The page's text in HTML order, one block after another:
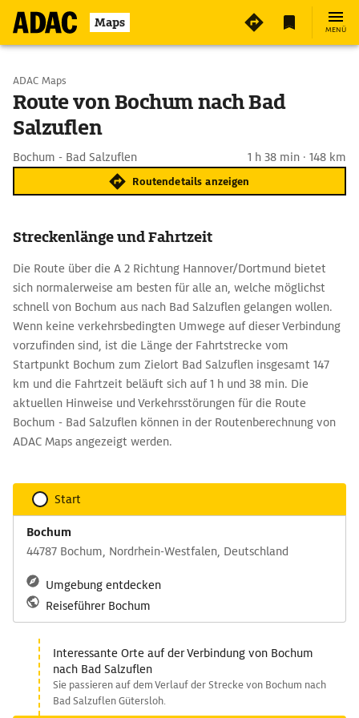
Maps MENÜ
Start wählen
Ziel eingeben
ADAC Maps
Route von Bochum nach Bad
Salzuflen
Bochum - Bad Salzuflen 1 h 38 min · 148 km
Routendetails anzeigen
Streckenlänge und Fahrtzeit
Die Route über die A 2 Richtung Hannover/Dortmund bietet
sich normalerweise am besten für alle an, welche möglichst
schnell von Bochum aus nach Bad Salzuflen gelangen wollen.
Wenn keine verkehrsbedingten Umwege auf dieser Verbindung
vorzufinden sind, ist die Länge der Fahrtstrecke vom
Startpunkt Bochum zum Zielort Bad Salzuflen insgesamt 147
km und die Fahrtzeit beläuft sich auf 1 h und 38 min. Die
aktuellen Hinweise und Verkehrsstörungen für die Route
Bochum - Bad Salzuflen können in der Routenberechnung von
ADAC Maps angezeigt werden.
Start
Bochum
44787 Bochum, Nordrhein-Westfalen, Deutschland
Umgebung entdecken
Reiseführer Bochum
Interessante Orte auf der Verbindung von Bochum
nach Bad Salzuflen
Sie passieren auf dem Verlauf der Strecke von Bochum nach
Bad Salzuflen Gütersloh.